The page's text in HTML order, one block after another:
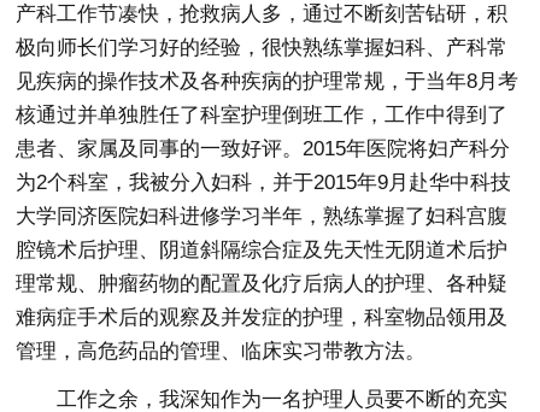
产科工作节凑快，抢救病人多，通过不断刻苦钻研，积
极向师长们学习好的经验，很快熟练掌握妇科、产科常
见疾病的操作技术及各种疾病的护理常规，于当年8月考
核通过并单独胜任了科室护理倒班工作，工作中得到了
患者、家属及同事的一致好评。2015年医院将妇产科分
为2个科室，我被分入妇科，并于2015年9月赴华中科技
大学同济医院妇科进修学习半年，熟练掌握了妇科宫腹
腔镜术后护理、阴道斜隔综合症及先天性无阴道术后护
理常规、肿瘤药物的配置及化疗后病人的护理、各种疑
难病症手术后的观察及并发症的护理，科室物品领用及
管理，高危药品的管理、临床实习带教方法。
工作之余，我深知作为一名护理人员要不断的充实